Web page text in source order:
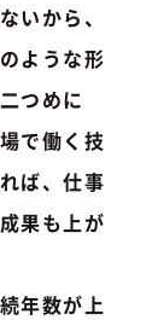
いから、
ような形
つめに
で働く技
ば、仕事
果も上が
年数が上